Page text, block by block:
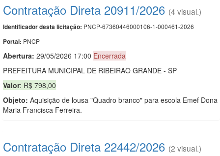
Contratação Direta 20911/2026 (4 visual.)
Identificador desta licitação: PNCP-67360446000106-1-000461-2026
Portal: PNCP
Abertura: 29/05/2026 17:00 Encerrada
PREFEITURA MUNICIPAL DE RIBEIRAO GRANDE - SP
Valor: R$ 798,00
Objeto: Aquisição de lousa "Quadro branco" para escola Emef Dona
Maria Francisca Ferreira.
Contratação Direta 22442/2026 (2 visual.)